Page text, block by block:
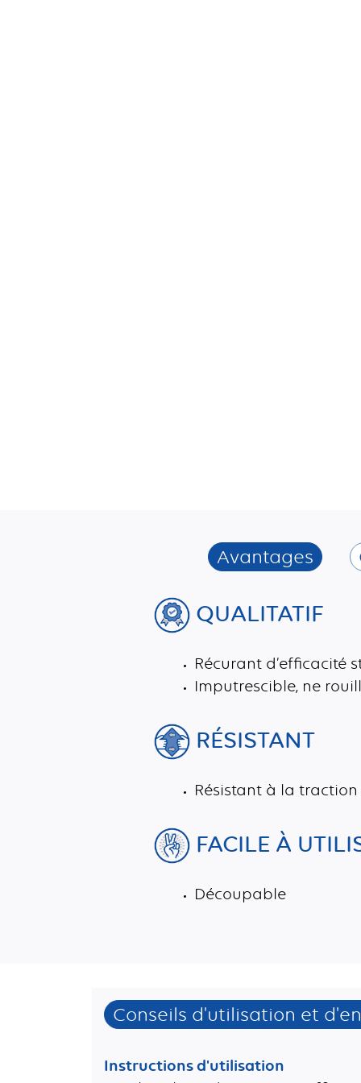
Avantages
QUALITATIF
Récurant d’efficacité
Imputrescible, ne
RÉSISTANT
Résistant à la traction
FACILE À
Découpable
Conseils d'utilisation et
Instructions d'utilisation